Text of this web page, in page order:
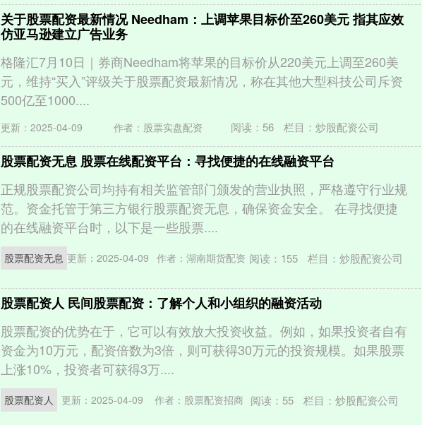
关于股票配资最新情况 Needham：上调苹果目标价至260美元 指其应效
仿亚马逊建立广告业务
格隆汇7月10日｜券商Needham将苹果的目标价从220美元上调至260美
元，维持“买入”评级关于股票配资最新情况，称在其他大型科技公司斥资
500亿至1000....
更新：2025-04-09 作者：股票实盘配资 阅读： 56 栏目： 炒股配资公司
股票配资无息 股票在线配资平台：寻找便捷的在线融资平台
正规股票配资公司均持有相关监管部门颁发的营业执照，严格遵守行业规
范。资金托管于第三方银行股票配资无息，确保资金安全。 在寻找便捷
的在线融资平台时，以下是一些股票....
股票配资无息 更新：2025-04-09 作者：湖南期货配资 阅读： 155 栏目： 炒股配资公司
股票配资人 民间股票配资：了解个人和小组织的融资活动
股票配资的优势在于，它可以有效放大投资收益。例如，如果投资者自有
资金为10万元，配资倍数为3倍，则可获得30万元的投资规模。如果股票
上涨10%，投资者可获得3万....
股票配资人 更新：2025-04-09 作者：股票配资招商 阅读：55 栏目：炒股配资公司